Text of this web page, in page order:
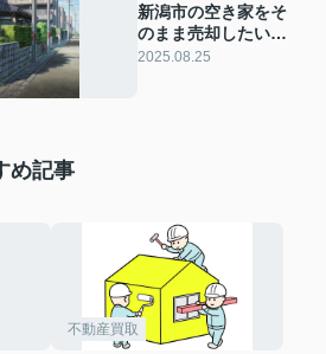
新潟市の空き家をそ
のまま売却したい方
必見！秘密で手間な
2025.08.25
め記事
不動産買取